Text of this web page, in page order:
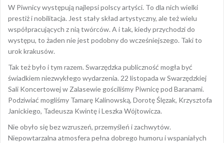
W Piwnicy występują najlepsi polscy artyści. To dla nich wielki
prestiż i nobilitacja. Jest stały skład artystyczny, ale też wielu
współpracujących z nią twórców. A i tak, kiedy przychodzi do
występu, to żaden nie jest podobny do wcześniejszego. Taki to
urok krakusów.
Tak też było i tym razem. Swarzędzka publiczność mogła być
świadkiem niezwykłego wydarzenia. 22 listopada w Swarzędzkiej
Sali Koncertowej w Zalasewie gościliśmy Piwnicę pod Baranami.
Podziwiać mogliśmy Tamarę Kalinowską, Dorotę Ślęzak, Krzysztofa
Janickiego, Tadeusza Kwintę i Leszka Wójtowicza.
Nie obyło się bez wzruszeń, przemyśleń i zachwytów.
Niepowtarzalna atmosfera pełna dobrego humoru i wspaniałych